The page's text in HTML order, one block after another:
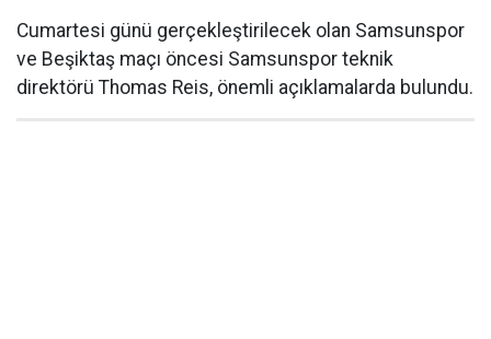
Cumartesi günü gerçekleştirilecek olan Samsunspor
ve Beşiktaş maçı öncesi Samsunspor teknik
direktörü Thomas Reis, önemli açıklamalarda bulundu.